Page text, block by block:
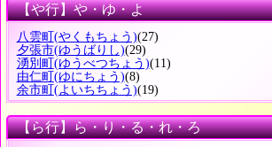
【や行】や・ゆ・よ
八雲町 (やくもちょう)(27)
夕張市(ゆうばりし)(29)
湧別町 (ゆうべつちょう)(11)
由仁町 (ゆにちょう)(8)
余市町 (よいちちょう)(19)
【ら行】ら・り・る・れ・ろ